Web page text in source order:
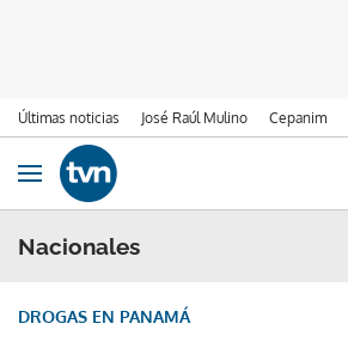
Últimas noticias José Raúl Mulino Cepanim
Ir al contenido
Obrir navegació
Nacionales
DROGAS EN PANAMÁ